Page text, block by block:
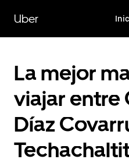
contenido
principal
Uber
La mejor
viajar entre
Díaz